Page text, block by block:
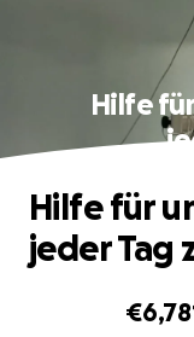
Hilfe
Hilfe für
jeder Tag